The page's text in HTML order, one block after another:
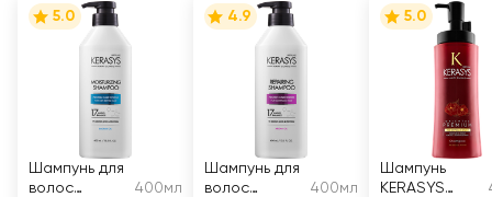
5.0
Шампунь для
волос
400мл
4.9
Шампунь для
волос
400мл
5.0
Шампунь
KERASYS